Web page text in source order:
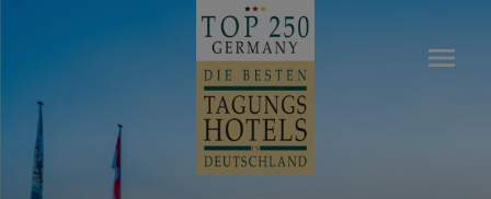
menu